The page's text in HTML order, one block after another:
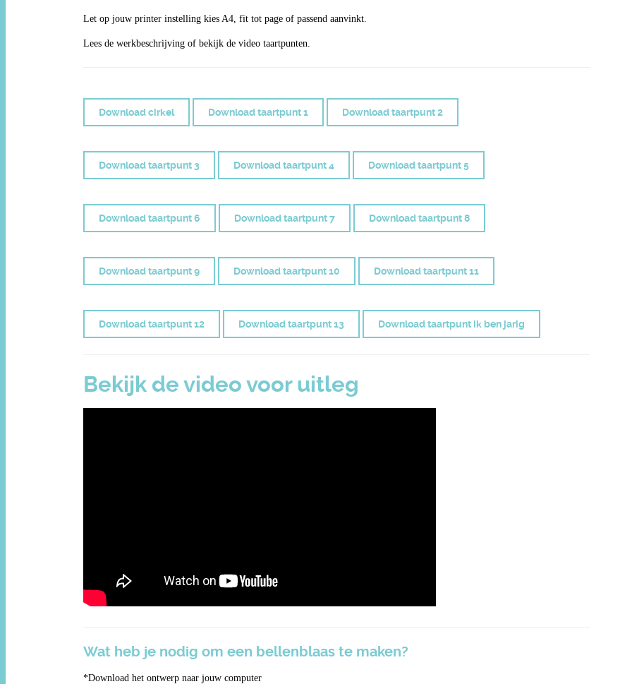
Let op jouw printer instelling kies A4, fit tot page of passend aanvinkt.
Lees de werkbeschrijving of bekijk de video taartpunten.
Download cirkel Download taartpunt 1 Download taartpunt 2
Download taartpunt 3 Download taartpunt 4 Download taartpunt 5
Download taartpunt 6 Download taartpunt 7 Download taartpunt 8
Download taartpunt 9 Download taartpunt 10 Download taartpunt 11
Download taartpunt 12 Download taartpunt 13 Download taartpunt ik ben jarig
Bekijk de video voor uitleg
Wat heb je nodig om een bellenblaas te maken?
*Download het ontwerp naar jouw computer